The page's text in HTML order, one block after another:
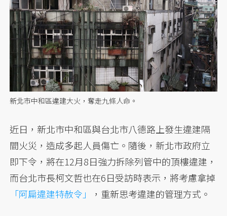
新北市中和區違建大火，奪走九條人命。
近日，新北市中和區與台北市八德路上發生違建隔
間火災，造成多起人員傷亡。隨後，新北市政府立
即下令，將在12月8日強力拆除列管中的頂樓違建，
而台北市長柯文哲也在6日受訪時表示，將考慮拿掉
「阿扁違建特赦令」
，重新思考違建的管理方式。